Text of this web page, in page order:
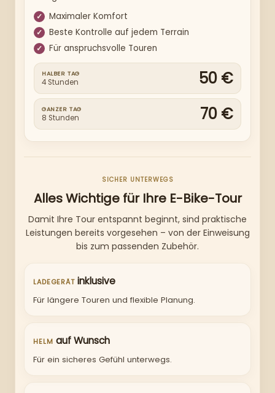
Maximaler Komfort
Beste Kontrolle auf jedem Terrain
Für anspruchsvolle Touren
HALBER TAG 50 €
4 Stunden
GANZER TAG 70 €
8 Stunden
SICHER UNTERWEGS
Alles Wichtige für Ihre E-Bike-Tour
Damit Ihre Tour entspannt beginnt, sind praktische
Leistungen bereits vorgesehen – von der Einweisung
bis zum passenden Zubehör.
LADEGERÄT inklusive
Für längere Touren und flexible Planung.
HELM auf Wunsch
Für ein sicheres Gefühl unterwegs.